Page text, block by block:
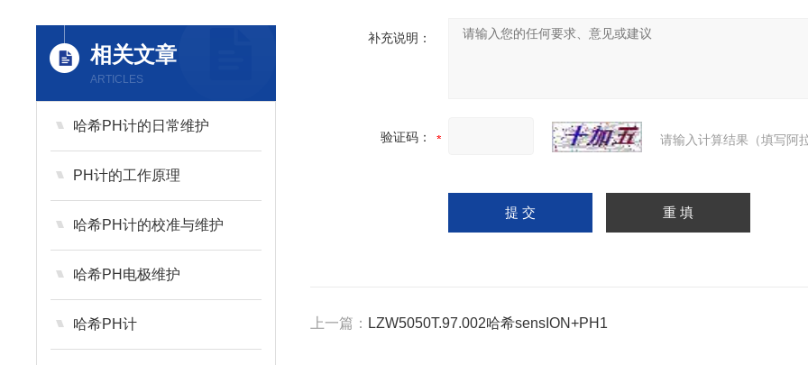
相关文章
ARTICLES
哈希PH计的日常维护
PH计的工作原理
哈希PH计的校准与维护
哈希PH电极维护
哈希PH计
补充说明：
验证码： 请输入计算结果（填写阿
上一篇： LZW5050T.97.002哈希sensION+PH1